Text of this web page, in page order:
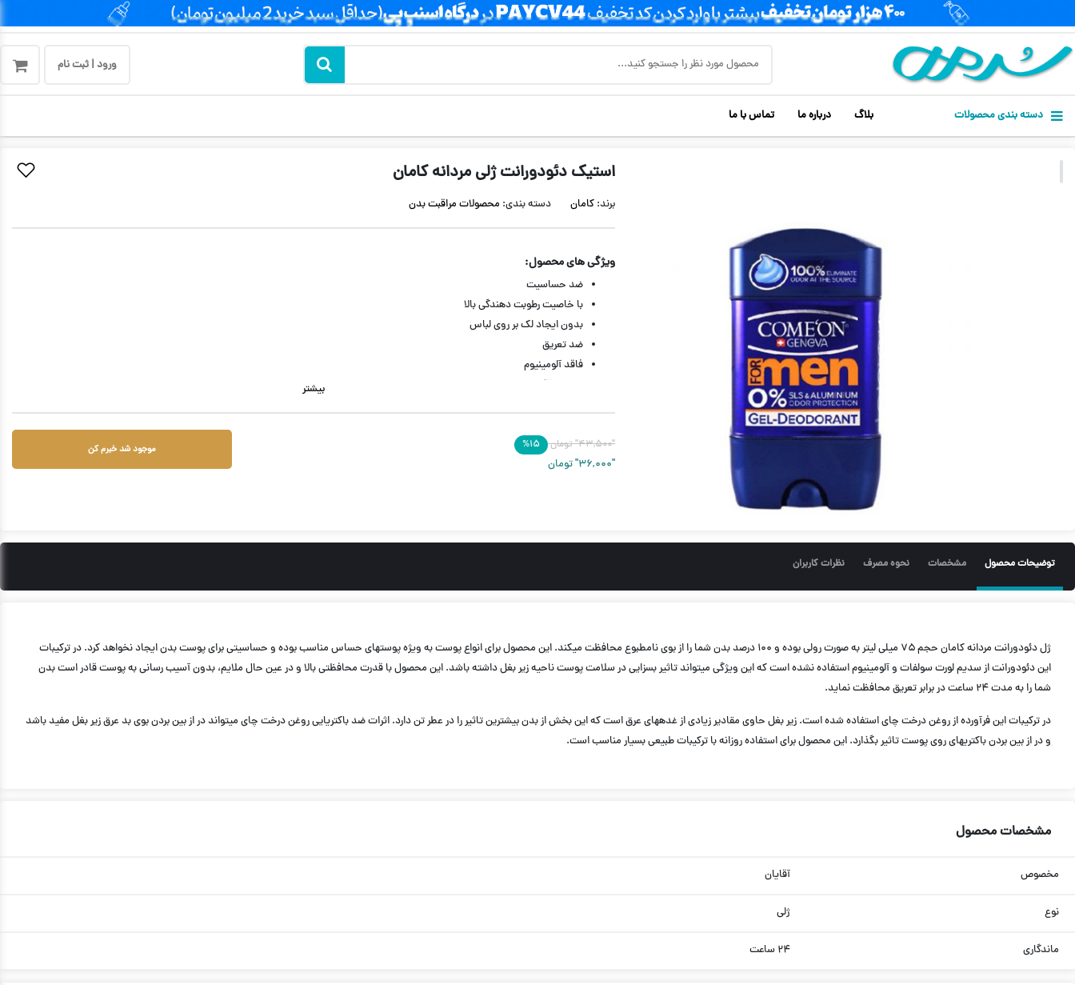
ورود | ثبت نام
دسته بندی محصولات بلاگ درباره ما تماس با ما
استیک دئودورانت ژلی مردانه کامان
برند: کامان دسته بندی: محصولات مراقبت بدن
ویژگی های محصول:
ضد حساسیت
با خاصیت رطوبت دهندگی بالا
بدون ایجاد لک بر روی لباس
ضد تعریق
فاقد آلومینیوم
بیشتر
"۴۳,۵۰۰" تومان ۱۵%
"۳۶,۰۰۰" تومان
موجود شد خبرم کن
توضیحات محصول مشخصات نحوه مصرف نظرات کاربران
ژل دئودورانت مردانه کامان حجم ۷۵ میلی لیتر به صورت رولی بوده و ۱۰۰ درصد بدن شما را از بوی نامطبوع محافظت می‎کند. این محصول برای انواع پوست به ویژه پوست‎های حساس مناسب بوده و حساسیتی برای پوست بدن ایجاد نخواهد کرد. در ترکیبات
این دئودورانت از سدیم لورت سولفات و آلومینیوم استفاده نشده است که این ویژگی می‎تواند تاثیر بسزایی در سلامت پوست ناحیه زیر بغل داشته باشد. این محصول با قدرت محافظتی بالا و در عین حال ملایم، بدون آسیب رسانی به پوست قادر است بدن
شما را به مدت ۲۴ ساعت در برابر تعریق محافظت نماید.
در ترکیبات این فرآورده از روغن درخت چای استفاده شده است. زیر بغل حاوی مقادیر زیادی از غده‎های عرق است که این بخش از بدن بیشترین تاثیر را در عطر تن دارد. اثرات ضد باکتریایی روغن درخت چای می‎تواند در از بین بردن بوی بد عرق زیر بغل مفید باشد
و در از بین بردن باکتری‎های روی پوست تاثیر بگذارد. این محصول برای استفاده روزانه با ترکیبات طبیعی بسیار مناسب است.
مشخصات محصول
مخصوص آقایان
نوع ژلی
ماندگاری ۲۴ ساعت